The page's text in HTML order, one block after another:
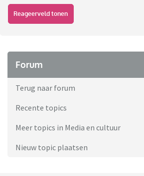
Reageerveld tonen
Forum
Terug naar forum
Recente topics
Meer topics in Media en cultuur
Nieuw topic plaatsen